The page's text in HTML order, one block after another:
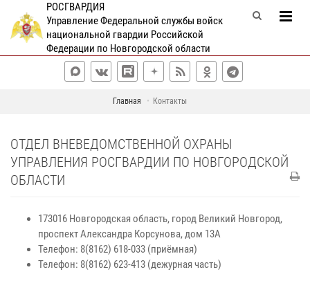
РОСГВАРДИЯ
Управление Федеральной службы войск
национальной гвардии Российской
Федерации по Новгородской области
Главная Контакты
ОТДЕЛ ВНЕВЕДОМСТВЕННОЙ ОХРАНЫ
УПРАВЛЕНИЯ РОСГВАРДИИ ПО НОВГОРОДСКОЙ
ОБЛАСТИ
173016 Новгородская область, город Великий Новгород,
проспект Александра Корсунова, дом 13А
Телефон: 8(8162) 618-033 (приёмная)
Телефон: 8(8162) 623-413 (дежурная часть)